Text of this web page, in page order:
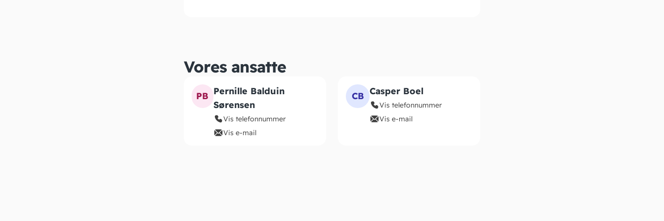
Vores ansatte
PB Pernille Balduin
Sørensen
Vis telefonnummer
Vis e-mail
CB Casper Boel
Vis telefonnummer
Vis e-mail